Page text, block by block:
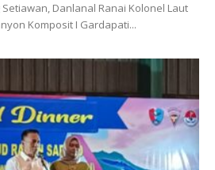
Danlanal Ranai Kolonel Laut
Komposit I Gardapati...